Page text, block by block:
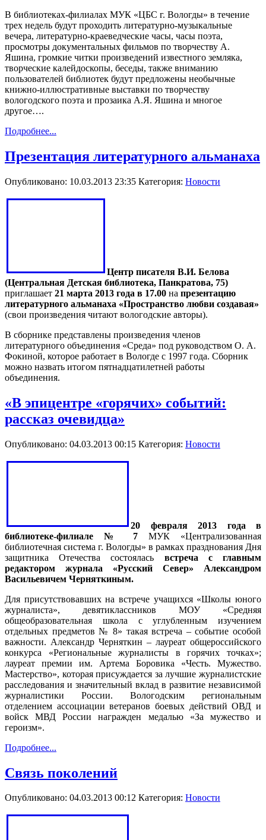
В библиотеках-филиалах МУК «ЦБС г. Вологды» в течение
трех недель будут проходить литературно-музыкальные
вечера, литературно-краеведческие часы, часы поэта,
просмотры документальных фильмов по творчеству А.
Яшина, громкие читки произведений известного земляка,
творческие калейдоскопы, беседы, также вниманию
пользователей библиотек будут предложены необычные
книжно-иллюстративные выставки по творчеству
вологодского поэта и прозаика А.Я. Яшина и многое
другое….
Подробнее...
Презентация литературного альманаха
Опубликовано: 10.03.2013 23:35 Категория: Новости
Центр писателя В.И. Белова
(Центральная Детская библиотека, Панкратова, 75)
приглашает 21 марта 2013 года в 17.00 на презентацию
литературного альманаха «Пространство любви создавая»
(свои произведения читают вологодские авторы).
В сборнике представлены произведения членов
литературного объединения «Среда» под руководством О. А.
Фокиной, которое работает в Вологде с 1997 года. Сборник
можно назвать итогом пятнадцатилетней работы
объединения.
«В эпицентре «горячих» событий:
рассказ очевидца»
Опубликовано: 04.03.2013 00:15 Категория: Новости
20 февраля 2013 года в
библиотеке-филиале № 7 МУК «Централизованная
библиотечная система г. Вологды» в рамках празднования Дня
защитника Отечества состоялась встреча с главным
редактором журнала «Русский Север» Александром
Васильевичем Черняткиным.
Для присутствовавших на встрече учащихся «Школы юного
журналиста», девятиклассников МОУ «Средняя
общеобразовательная школа с углубленным изучением
отдельных предметов № 8» такая встреча – событие особой
важности. Александр Черняткин – лауреат общероссийского
конкурса «Региональные журналисты в горячих точках»;
лауреат премии им. Артема Боровика «Честь. Мужество.
Мастерство», которая присуждается за лучшие журналистские
расследования и значительный вклад в развитие независимой
журналистики России. Вологодским региональным
отделением ассоциации ветеранов боевых действий ОВД и
войск МВД России награжден медалью «За мужество и
героизм».
Подробнее...
Связь поколений
Опубликовано: 04.03.2013 00:12 Категория: Новости